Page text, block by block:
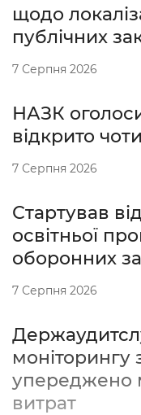
щодо
публічних
7 Серпня 2026
НАЗК
відкрито
7 Серпня 2026
Стартував
освітньої
оборонних
7 Серпня 2026
моніторингу
упереджено
витрат